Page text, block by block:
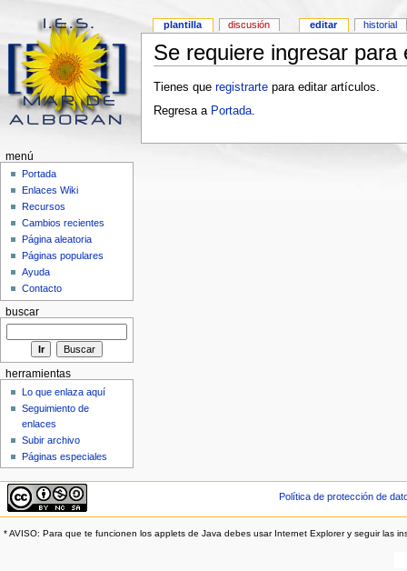
Se requiere ingresar para
Tienes que registrartepara editar artículos.
Regresa a Portada.
plantilla discusión editar historial
menú
Portada
Enlaces Wiki
Recursos
Cambios recientes
Página aleatoria
Páginas populares
Ayuda
Contacto
buscar
herramientas
Lo que enlaza aquí
Seguimiento de
enlaces
Subir archivo
Páginas especiales
Política de protección de
* AVISO: Para que te funcionen los applets de Java debes usar Internet Explorer y seguir las